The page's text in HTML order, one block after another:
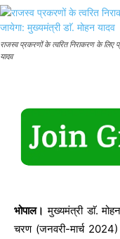
राजस्व प्रकरणों के त्वरित निराकरण के लिए
यादव
भोपाल। मुख्यमंत्री डाॅ.
चरण (जनवरी-मार्च